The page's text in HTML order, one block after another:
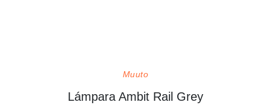
Muuto
Lámpara Ambit Rail Grey